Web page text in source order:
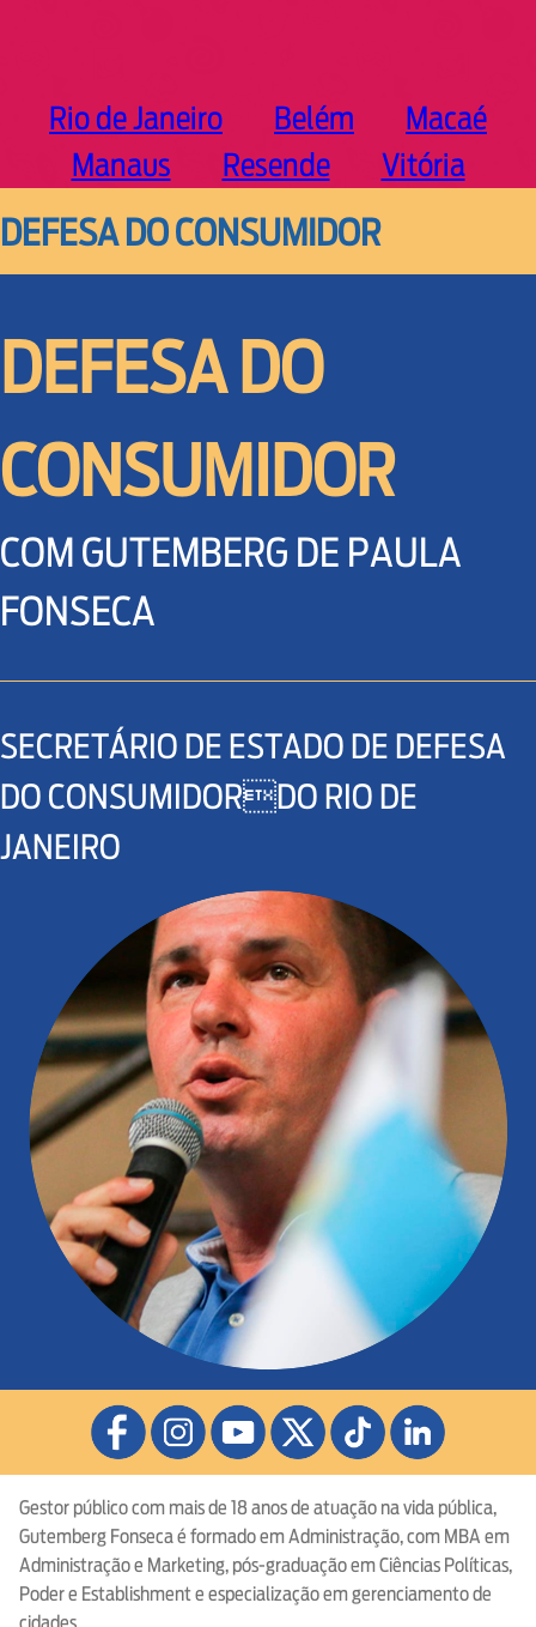
Rio de Janeiro Belém
Macaé
Manaus
Resende Vitória
DEFESA DO CONSUMIDOR
DEFESA DO
CONSUMIDOR
COM GUTEMBERG DE PAULA
FONSECA
SECRETÁRIO DE ESTADO DE DEFESA
DO CONSUMIDORDO RIO DE
JANEIRO
Gestor público com mais de 18 anos de atuação na vida pública,
Gutemberg Fonseca é formado em Administração, com MBA em
Administração e Marketing, pós-graduação em Ciências Políticas,
Poder e Establishment e especialização em gerenciamento de